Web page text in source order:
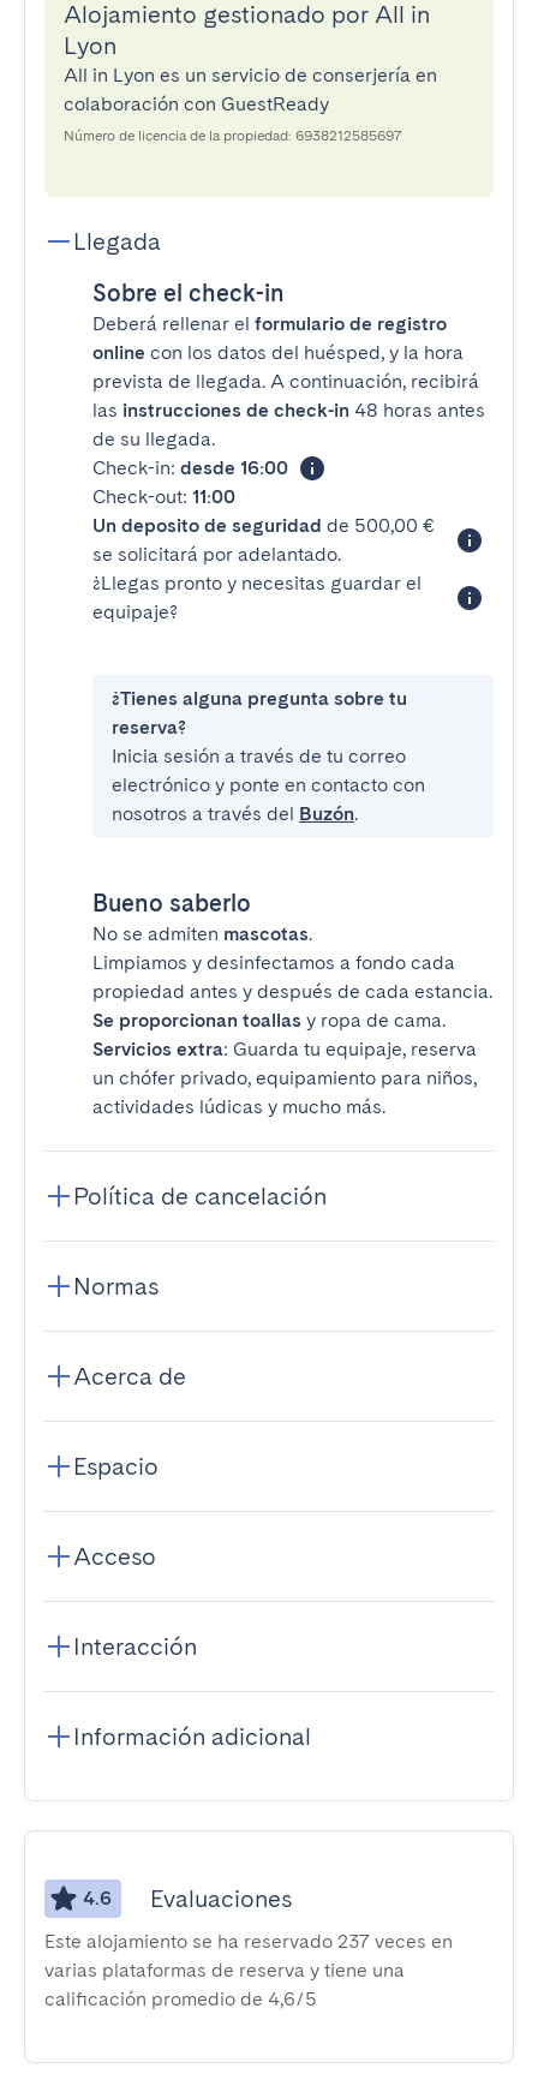
Alojamiento gestionado por All in
Lyon
All in Lyon es un servicio de conserjería en
colaboración con GuestReady
Número de licencia de la propiedad: 6938212585697
Llegada
Sobre el check-in
Deberá rellenar el formulario de registro
online con los datos del huésped, y la hora
prevista de llegada. A continuación, recibirá
las instrucciones de check-in 48 horas antes
de su llegada.
Check-in: desde 16:00
Check-out: 11:00
Un deposito de seguridad de 500,00 €
se solicitará por adelantado.
¿Llegas pronto y necesitas guardar el
equipaje?
¿Tienes alguna pregunta sobre tu
reserva?
Inicia sesión a través de tu correo
electrónico y ponte en contacto con
nosotros a través del Buzón.
Bueno saberlo
No se admiten mascotas.
Limpiamos y desinfectamos a fondo cada
propiedad antes y después de cada estancia.
Se proporcionan toallas y ropa de cama.
Servicios extra: Guarda tu equipaje, reserva
un chófer privado, equipamiento para niños,
actividades lúdicas y mucho más.
Política de cancelación
Normas
Acerca de
Espacio
Acceso
Interacción
Información adicional
4.6 Evaluaciones
Este alojamiento se ha reservado 237 veces en
varias plataformas de reserva y tiene una
calificación promedio de 4,6/5